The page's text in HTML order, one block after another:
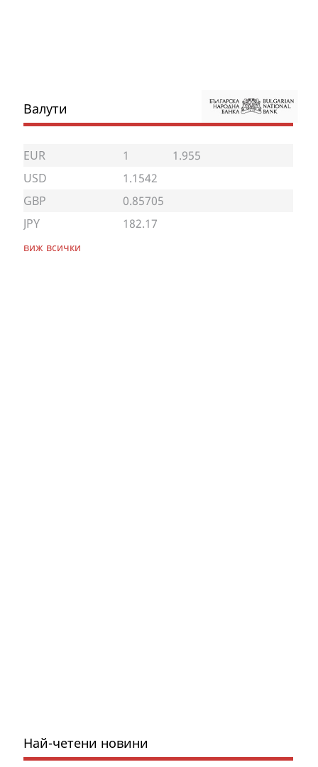
Валути
EUR 1
1.955
USD
1.1542
GBP
0.85705
JPY
182.17
виж всички
Най-четени новини